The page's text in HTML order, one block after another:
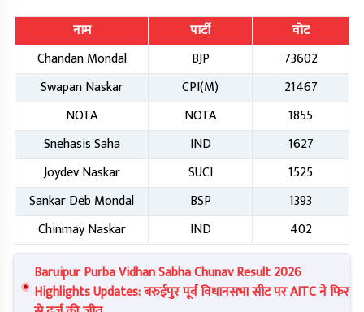
नाम पार्टी
वोट
Chandan Mondal
BJP
73602
Swapan Naskar
CPI(M)
21467
NOTA
NOTA
1855
Snehasis Saha
IND
1627
Joydev Naskar
SUCI
1525
Sankar Deb Mondal
BSP
1393
Chinmay Naskar
IND
402
Baruipur Purba Vidhan Sabha Chunav Result 2026
Highlights Updates: बरुईपुर पूर्व विधानसभा सीट पर AITC ने फिर